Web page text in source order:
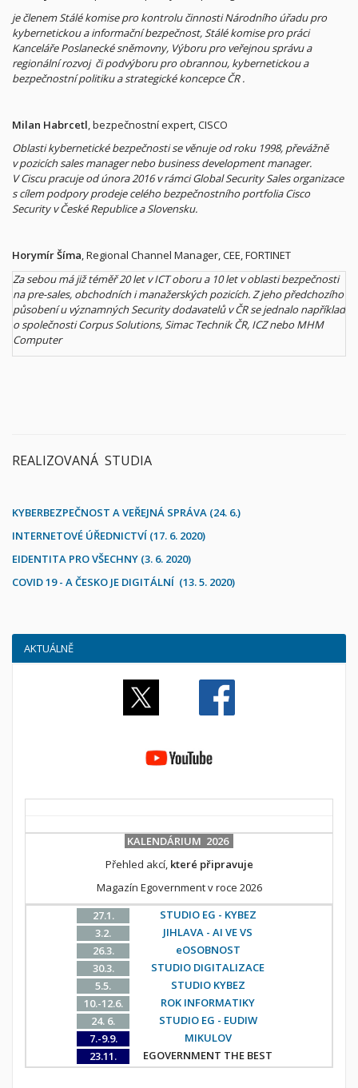
je členem Stálé komise pro kontrolu činnosti Národního úřadu pro
kybernetickou a informační bezpečnost, Stálé komise pro práci
Kanceláře Poslanecké sněmovny, Výboru pro veřejnou správu a
regionální rozvoj či podvýboru pro obrannou, kybernetickou a
bezpečnostní politiku a strategické koncepce ČR .
Milan Habrcetl, bezpečnostní expert, CISCO
Oblasti kybernetické bezpečnosti se věnuje od roku 1998, převážně
v pozicích sales manager nebo business development manager.
V Ciscu pracuje od února 2016 v rámci Global Security Sales organizace
s cílem podpory prodeje celého bezpečnostního portfolia Cisco
Security v České Republice a Slovensku.
Horymír Šíma, Regional Channel Manager, CEE, FORTINET
Za sebou má již téměř 20 let v ICT oboru a 10 let v oblasti bezpečnosti
na pre-sales, obchodních i manažerských pozicích. Z jeho předchozího
působení u významných Security dodavatelů v ČR se jednalo například
o společnosti Corpus Solutions, Simac Technik ČR, ICZ nebo MHM
Computer
REALIZOVANÁ STUDIA
KYBERBEZPEČNOST A VEŘEJNÁ SPRÁVA (24. 6.)
INTERNETOVÉ ÚŘEDNICTVÍ (17. 6. 2020)
EIDENTITA PRO VŠECHNY (3. 6. 2020)
COVID 19 - A ČESKO JE DIGITÁLNÍ (13. 5. 2020)
AKTUÁLNĚ
KALENDÁRIUM 2026
Přehled akcí, které připravuje
Magazín Egovernment v roce 2026
27.1.
STUDIO EG - KYBEZ
3.2.
JIHLAVA - AI VE VS
26.3.
eOSOBNOST
30.3.
STUDIO DIGITALIZACE
5.5.
STUDIO KYBEZ
10.-12.6.
ROK INFORMATIKY
24. 6.
STUDIO EG - EUDIW
7.-9.9.
MIKULOV
23.11.
EGOVERNMENT THE BEST